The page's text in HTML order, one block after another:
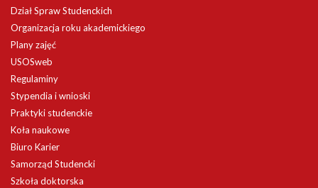
Dział Spraw Studenckich
Organizacja roku akademickiego
Plany zajęć
USOSweb
Regulaminy
Stypendia i wnioski
Praktyki studenckie
Koła naukowe
Biuro Karier
Samorząd Studencki
Szkoła doktorska